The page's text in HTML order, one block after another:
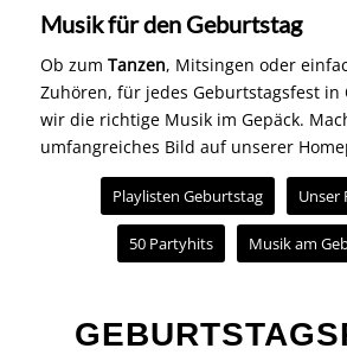
wir die richtige Musik im Gepäck.
umfangreiches Bild auf unserer
Playlisten Geburtstag
50 Partyhits Musik am
ZUM